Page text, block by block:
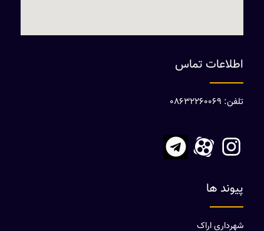
اطلاعات تماس
تلفن: 08632260069
پیوند ها
شهرداری اراک